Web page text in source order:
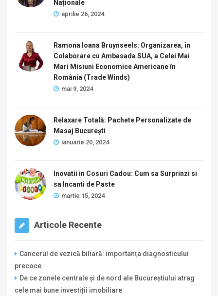
Naționale
aprilie 26, 2024
Ramona Ioana Bruynseels: Organizarea, în
Colaborare cu Ambasada SUA, a Celei Mai
Mari Misiuni Economice Americane în
România (Trade Winds)
mai 9, 2024
Relaxare Totală: Pachete Personalizate de
Masaj București
ianuarie 20, 2024
Inovatii in Cosuri Cadou: Cum sa Surprinzi si
sa Incanti de Paste
martie 15, 2024
Articole Recente
Cancerul de vezică biliară: importanța diagnosticului
precoce
De ce zonele centrale și de nord ale Bucureștiului atrag
cele mai bune investiții imobiliare